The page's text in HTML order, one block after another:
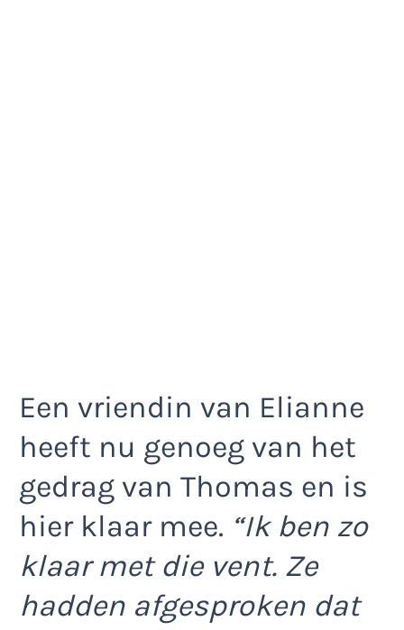
Een vriendin van Elianne
heeft nu genoeg van het
gedrag van Thomas en is
hier klaar mee. “Ik ben zo
klaar met die vent. Ze
hadden afgesproken dat